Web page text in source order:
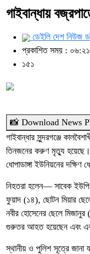
গাইবান্ধায়
ডেইলি দেশ নিউজ
প্রকাশিত সময় :
১৫১
📸 Download News
গাইবান্ধার সুন্দরগঞ্জে
তিনজনের করুণ মৃত্যু হয়েছে।
ধোপাডাঙ্গা ইউনিয়নের দক্ষিণ
নিহতরা হলেন— সাবেক ইউপি
ফুয়াদ (১৪), ছোটন মিয়ার
নবীর হোসেনের ছেলে
গুরুতর আহত হয়েছেন এবং
স্থানীয় ও পুলিশ সূত্রে জানা